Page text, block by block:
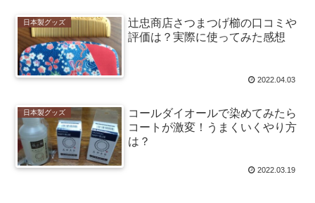
日本製グッズ
辻忠商店さつまつげ櫛の口コミや
評価は？実際に使ってみた感想
2022.04.03
日本製グッズ
コールダイオールで染めてみたら
コートが激変！うまくいくやり方
は？
2022.03.19